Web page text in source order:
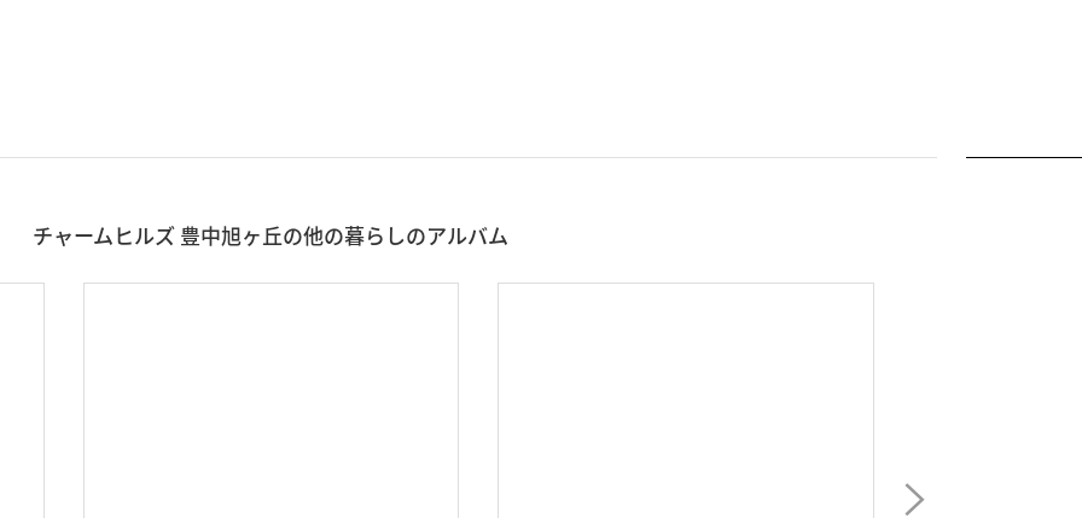
チャームヒルズ 豊中旭ヶ丘の他の暮らしのアルバム